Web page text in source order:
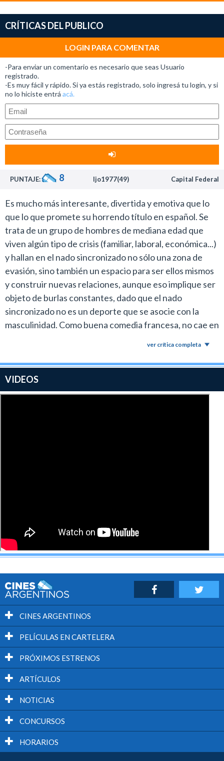
CRÍTICAS DEL PUBLICO
LOGIN PARA COMENTAR
-Para enviar un comentario es necesario que seas Usuario
registrado.
-Es muy fácil y rápido. Si ya estás registrado, solo ingresá tu login, y si
no lo hiciste entrá acá.
PUNTAJE: 8 ljo1977(49) Capital Federal
Es mucho más interesante, divertida y emotiva que lo
que lo que promete su horrendo título en español. Se
trata de un grupo de hombres de mediana edad que
viven algún tipo de crisis (familiar, laboral, económica...)
y hallan en el nado sincronizado no sólo una zona de
evasión, sino también un espacio para ser ellos mismos
y construir nuevas relaciones, aunque eso implique ser
objeto de burlas constantes, dado que el nado
sincronizado no es un deporte que se asocie con la
masculinidad. Como buena comedia francesa, no cae en
ver crítica completa
VIDEOS
CINES ARGENTINOS
PELÍCULAS EN CARTELERA
PRÓXIMOS ESTRENOS
ARTÍCULOS
NOTICIAS
CONCURSOS
HORARIOS